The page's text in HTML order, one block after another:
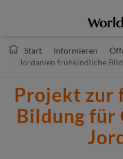
Start
Informieren
Jordanien frühkindliche
Projekt zur
Bildung für